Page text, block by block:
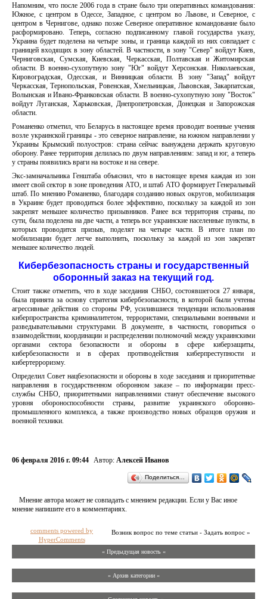
Напомним, что после 2006 года в стране было три оперативных командования:
Южное, с центром в Одессе, Западное, с центром во Львове, и Северное, с
центром в Чернигове, однако позже Северное оперативное командование было
расформировано. Теперь, согласно подписанному главой государства указу,
Украина будет поделена на четыре зоны, и граница каждой из них совпадает с
границей входящих в зону областей. В частности, в зону "Север" войдут Киев,
Черниговская, Сумская, Киевская, Черкасская, Полтавская и Житомирская
области. В военно-сухопутную зону "Юг" войдут Херсонская. Николаевская,
Кировоградская, Одесская, и Винницкая области. В зону "Запад" войдут
Черкасская, Тернопольская, Ровенская, Хмельницкая, Львовская, Закарпатская,
Волынская и Ивано-Франковская области. В военно-сухопутную зону "Восток"
войдут Луганская, Харьковская, Днепропетровская, Донецкая и Запорожская
области.
Романенко отметил, что Беларусь в настоящее время проводит военные учения
возле украинской границы - это северное направление, на южном направлении у
Украины Крымский полуостров: страна сейчас вынуждена держать круговую
оборону. Ранее территория делилась по двум направлениям: запад и юг, а теперь
у страны появились враги на востоке и на севере.
Экс-замначальника Генштаба объяснил, что в настоящее время каждая из зон
имеет свой сектор в зоне проведения АТО, и штаб АТО формирует Генеральный
штаб. По мнению Романенко, благодаря созданию новых округов, мобилизация
в Украине будет проводиться более эффективно, поскольку за каждой из зон
закрепят меньшее количество призывников. Ранее вся территория страны, по
сути, была поделена на две части, а теперь все украинские населенные пункты, в
которых проводится призыв, поделят на четыре части. В итоге план по
мобилизации будет легче выполнить, поскольку за каждой из зон закрепят
меньшее количество людей.
Кибербезопасность страны и государственный
оборонный заказ на текущий год.
Стоит также отметить, что в ходе заседания СНБО, состоявшегося 27 января,
была принята за основу стратегия кибербезопасности, в которой были учтены
агрессивные действия со стороны РФ, усилившиеся тенденции использования
киберпространства криминалитетом, террористами, специальными военными и
разведывательными структурами. В документе, в частности, говориться о
взаимодействии, координации и распределении полномочий между украинскими
органами сектора безопасности и обороны в сфере киберзащиты,
кибербезопасности и в сферах противодействия киберпреступности и
кибертерроризму.
Определил Совет нацбезопасности и обороны в ходе заседания и приоритетные
направления в государственном оборонном заказе – по информации пресс-
службы СНБО, приоритетными направлениями станут обеспечение высокого
уровня обороноспособности страны, развитие украинского оборонно-
промышленного комплекса, а также производство новых образцов оружия и
военной техники.
06 февраля 2016 г. 09:44 Автор: Алексей Иванов
Поделиться…
Мнение автора может не совпадать с мнением редакции. Если у Вас иное
мнение напишите его в комментариях.
Возник вопрос по теме статьи - Задать вопрос »
comments powered by
HyperComments
« Предыдущая новость «
» Архив категории «